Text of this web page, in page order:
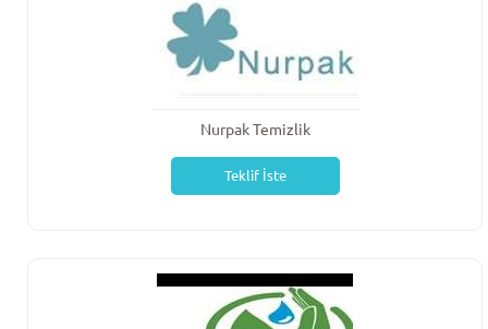
Nurpak Temizlik
Teklif İste